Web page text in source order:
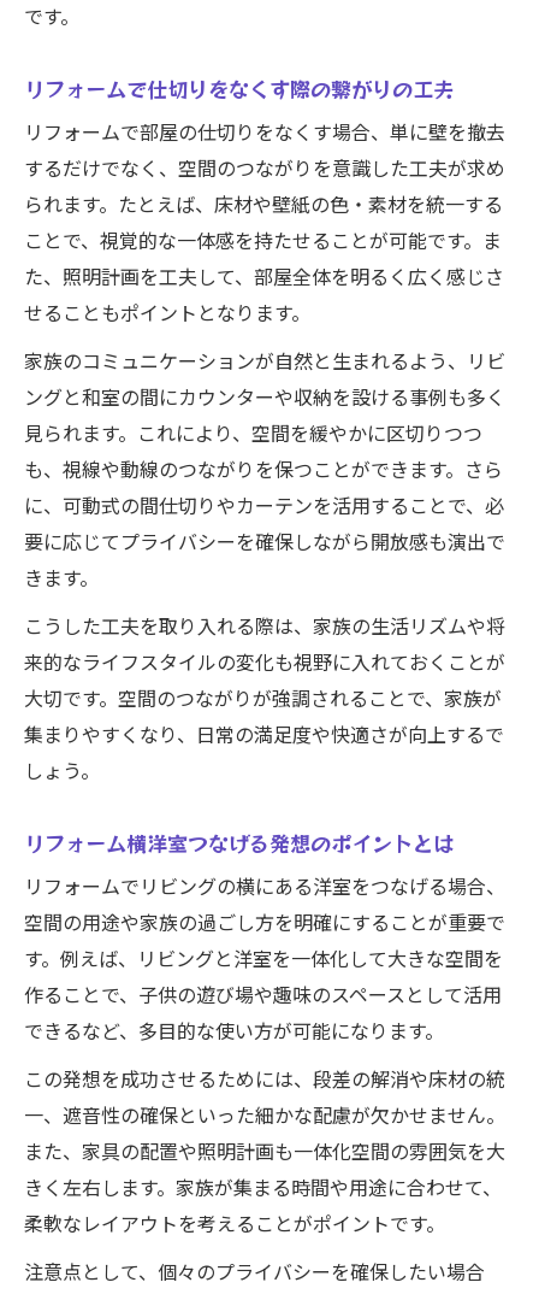
です。
リフォームで仕切りをなくす際の繋がりの工夫
リフォームで部屋の仕切りをなくす場合、単に壁を撤去
するだけでなく、空間のつながりを意識した工夫が求め
られます。たとえば、床材や壁紙の色・素材を統一する
ことで、視覚的な一体感を持たせることが可能です。ま
た、照明計画を工夫して、部屋全体を明るく広く感じさ
せることもポイントとなります。
家族のコミュニケーションが自然と生まれるよう、リビ
ングと和室の間にカウンターや収納を設ける事例も多く
見られます。これにより、空間を緩やかに区切りつつ
も、視線や動線のつながりを保つことができます。さら
に、可動式の間仕切りやカーテンを活用することで、必
要に応じてプライバシーを確保しながら開放感も演出で
きます。
こうした工夫を取り入れる際は、家族の生活リズムや将
来的なライフスタイルの変化も視野に入れておくことが
大切です。空間のつながりが強調されることで、家族が
集まりやすくなり、日常の満足度や快適さが向上するで
しょう。
リフォーム横洋室つなげる発想のポイントとは
リフォームでリビングの横にある洋室をつなげる場合、
空間の用途や家族の過ごし方を明確にすることが重要で
す。例えば、リビングと洋室を一体化して大きな空間を
作ることで、子供の遊び場や趣味のスペースとして活用
できるなど、多目的な使い方が可能になります。
この発想を成功させるためには、段差の解消や床材の統
一、遮音性の確保といった細かな配慮が欠かせません。
また、家具の配置や照明計画も一体化空間の雰囲気を大
きく左右します。家族が集まる時間や用途に合わせて、
柔軟なレイアウトを考えることがポイントです。
注意点として、個々のプライバシーを確保したい場合